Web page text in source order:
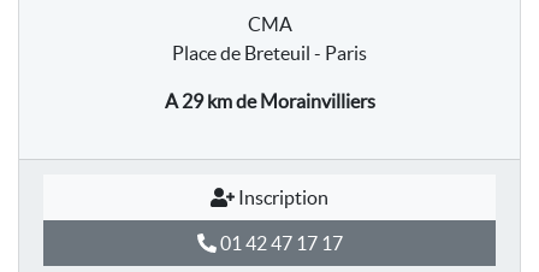
CMA
Place de Breteuil - Paris
A 29 kmde Morainvilliers
Inscription
01 42 47 17 17